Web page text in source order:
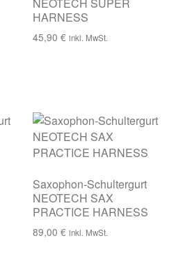
NEOTECH SUPER
HARNESS
45,90€ inkl. MwSt.
Saxophon-Schultergurt
NEOTECH SAX
PRACTICE HARNESS
89,00€ inkl. MwSt.